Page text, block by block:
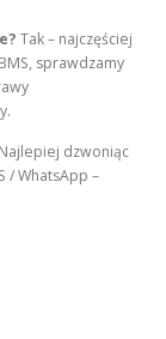
Tak – najczęściej
sprawdzamy
Najlepiej dzwoniąc
/ WhatsApp –